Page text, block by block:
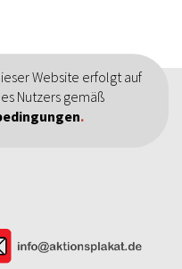
Website erfolgt auf
Nutzers gemäß
.